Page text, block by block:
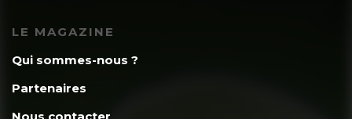
LE MAGAZINE
Qui sommes-nous ?
Partenaires